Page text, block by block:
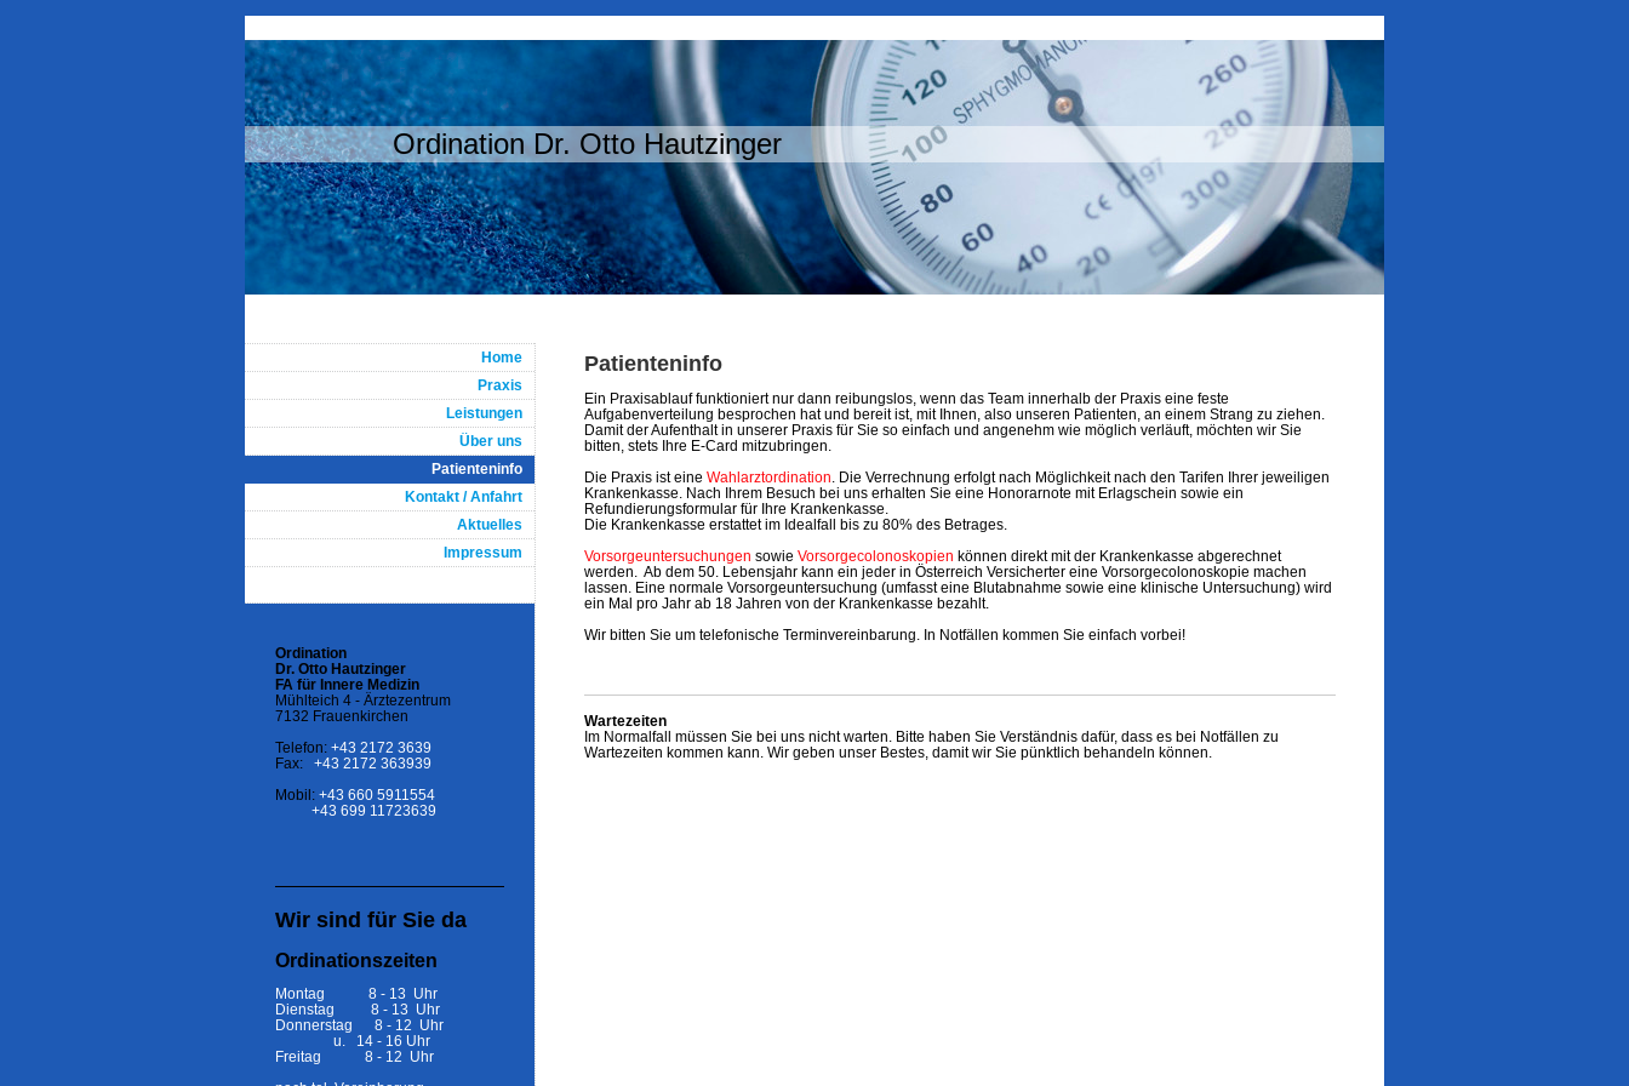
Ordination Dr. Otto Hautzinger
Patienteninfo
Ein Praxisablauf funktioniert nur dann reibungslos, wenn das Team innerhalb der Praxis eine feste
Aufgabenverteilung besprochen hat und bereit ist, mit Ihnen, also unseren Patienten, an einem Strang zu ziehen.
Damit der Aufenthalt in unserer Praxis für Sie so einfach und angenehm wie möglich verläuft, möchten wir Sie
bitten, stets Ihre E-Card mitzubringen.
Die Praxis ist eine Wahlarztordination. Die Verrechnung erfolgt nach Möglichkeit nach den Tarifen Ihrer jeweiligen
Krankenkasse. Nach Ihrem Besuch bei uns erhalten Sie eine Honorarnote mit Erlagschein sowie ein
Refundierungsformular für Ihre Krankenkasse.
Die Krankenkasse erstattet im Idealfall bis zu 80% des Betrages.
Vorsorgeuntersuchungen sowie Vorsorgecolonoskopien können direkt mit der Krankenkasse abgerechnet
werden. Ab dem 50. Lebensjahr kann ein jeder in Österreich Versicherter eine Vorsorgecolonoskopie machen
lassen. Eine normale Vorsorgeuntersuchung (umfasst eine Blutabnahme sowie eine klinische Untersuchung) wird
ein Mal pro Jahr ab 18 Jahren von der Krankenkasse bezahlt.
Wir bitten Sie um telefonische Terminvereinbarung. In Notfällen kommen Sie einfach vorbei!
Wartezeiten
Im Normalfall müssen Sie bei uns nicht warten. Bitte haben Sie Verständnis dafür, dass es bei Notfällen zu
Wartezeiten kommen kann. Wir geben unser Bestes, damit wir Sie pünktlich behandeln können.
Home
Praxis
Leistungen
Über uns
Patienteninfo
Kontakt / Anfahrt
Aktuelles
Impressum
Ordination
Dr. Otto Hautzinger
FA für Innere Medizin
Mühlteich 4 - Ärztezentrum
7132 Frauenkirchen
Telefon: +43 2172 3639
Fax: +43 2172 363939
Mobil: +43 660 5911554
+43 699 11723639
Wir sind für Sie da
Ordinationszeiten
Montag 8 - 13 Uhr
Dienstag 8 - 13 Uhr
Donnerstag 8 - 12 Uhr
u. 14 - 16 Uhr
Freitag 8 - 12 Uhr